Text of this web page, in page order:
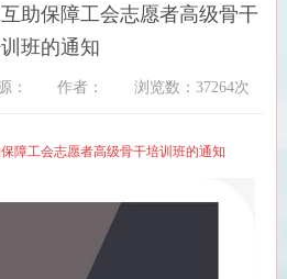
助保障工会志愿者高级骨干
班的通知
： 作者： 浏览数：37264次
障工会志愿者高级骨干培训班的通知